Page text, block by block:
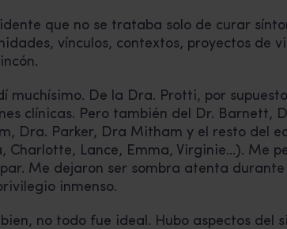
que no se trataba solo de curar
vínculos, contextos, proyectos de
muchísimo. De la Dra. Protti, por
clínicas. Pero también del Dr. Barnett,
Dra. Parker, Dra Mitham y el resto del
Charlotte, Lance, Emma, Virginie…). Me
Me dejaron ser sombra atenta durante
inmenso.
no todo fue ideal. Hubo aspectos del